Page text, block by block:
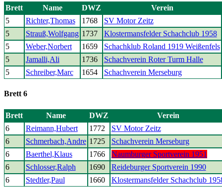
Brett Name DWZ
Verein
5
Richter,Thomas 1768
SV Motor Zeitz
5
Strauß,Wolfgang 1737
Klostermansfelder Schachclub 1958
5
Weber,Norbert 1659
Schachklub Roland 1919 Weißenfels
5
Jamalli,Ali 1736
Schachverein Roter Turm Halle
5
Schreiber,Marc 1654 Schachverein Merseburg
Brett 6
Brett Name DWZ
Verein
6
Reimann,Hubert 1772
SV Motor Zeitz
6
Schmerbach,Andre 1725
Schachverein Merseburg
6
Baerthel,Klaus 1766
Naumburger Sportverein 1951
6
Schlosser,Ralph 1690
Reideburger Sportverein 1990
6
Stedtler,Paul 1660 Klostermansfelder Schachclub